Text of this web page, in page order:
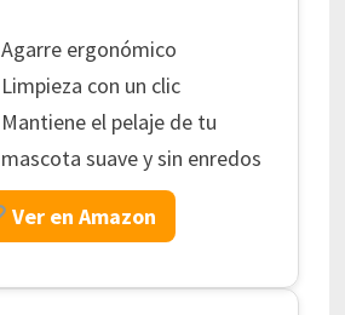
Agarre ergonómico
Limpieza con un clic
Mantiene el pelaje de tu
mascota suave y sin enredos
Ver en Amazon